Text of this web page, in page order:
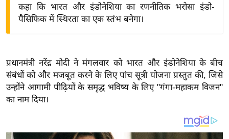
ग
त
वि
कहा कि भारत और इंडोनेशिया का रणनीतिक भरोसा इंडो-
पैसिफिक में स्थिरता का एक स्तंभ बनेगा।
प्रधानमंत्री नरेंद्र मोदी ने मंगलवार को भारत और इंडोनेशिया के बीच
संबंधों को और मजबूत करने के लिए पांच सूत्री योजना प्रस्तुत की, जिसे
उन्होंने आगामी पीढ़ियों के समृद्ध भविष्य के लिए "गंगा-महाकम विजन"
का नाम दिया।